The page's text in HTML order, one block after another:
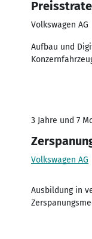
Volkswagen AG
Aufbau und
3 Jahre und 7
Volkswagen AG
Ausbildung in